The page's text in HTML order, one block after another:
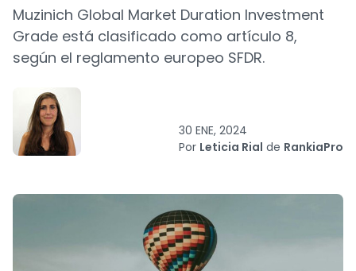
Muzinich Global Market Duration Investment
Grade está clasificado como artículo 8,
según el reglamento europeo SFDR.
30 ENE, 2024
Por Leticia Rial de RankiaPro